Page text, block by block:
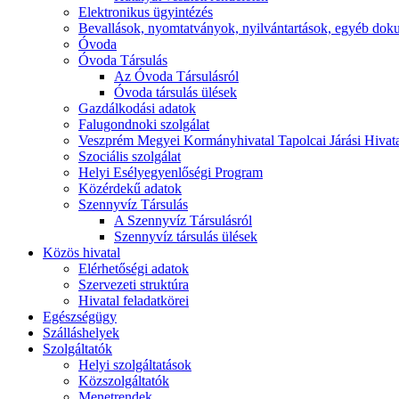
Elektronikus ügyintézés
Bevallások, nyomtatványok, nyilvántartások, egyéb
Óvoda
Óvoda Társulás
Az Óvoda Társulásról
Óvoda társulás ülések
Gazdálkodási adatok
Falugondnoki szolgálat
Veszprém Megyei Kormányhivatal Tapolcai Járási
Szociális szolgálat
Helyi Esélyegyenlőségi Program
Közérdekű adatok
Szennyvíz Társulás
A Szennyvíz Társulásról
Szennyvíz társulás ülések
Közös hivatal
Elérhetőségi adatok
Szervezeti struktúra
Hivatal feladatkörei
Egészségügy
Szálláshelyek
Szolgáltatók
Helyi szolgáltatások
Közszolgáltatók